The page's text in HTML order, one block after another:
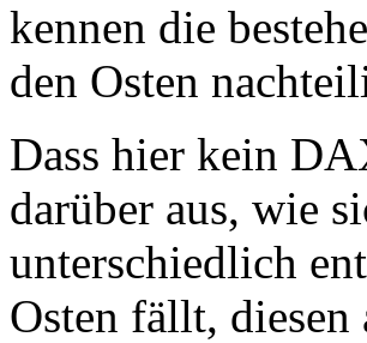
kennen die
den Osten
Dass hier kein
darüber aus, wie
unterschiedlich
Osten fällt,